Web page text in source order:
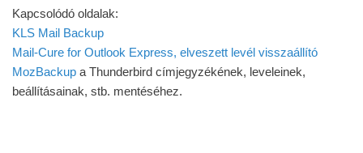
Kapcsolódó oldalak:
KLS Mail Backup
Mail-Cure for Outlook Express, elveszett levél visszaállító
MozBackup a Thunderbird címjegyzékének, leveleinek,
beállításainak, stb. mentéséhez.